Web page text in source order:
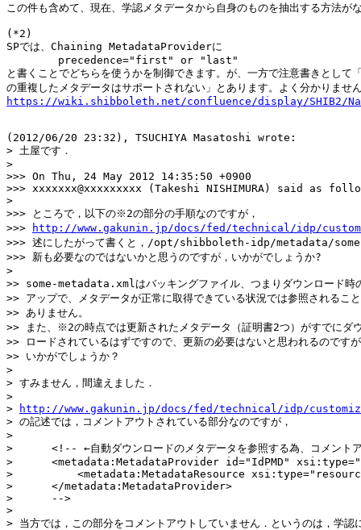
この件も含めて、現在、学認メタデータから自身のものを抽出する方法が
(*2)
SPでは、Chaining MetadataProviderに
と書くことでどちらを使うかを制御できます。が、一方で注意書きと
https://wiki.shibboleth.net/confluence/display/SHIB2/
(2012/06/20 23:32), TSUCHIYA Masatoshi wrote:
> 土屋です．
>
>>> On Thu, 24 May 2012 14:35:50 +0900
>>> xxxxxxx@xxxxxxxxx (Takeshi NISHIMURA) said as
>
>>> ところで，以下の※2の部分の手順なのですが，
>>>
http://www.gakunin.jp/docs/fed/technical/idp/
>>> 述にしたがって書くと，/opt/shibboleth-idp/metadata/
>>> 新も必要なのではないかと思うのですが，いかがでしょうか?
>
>> some-metadata.xmlはバッキングファイル、つまりダウンロード時
>> アップで、メタデータが正常に取得できている状況では参照されるこ
>> ありません。
>> また、※2の時点では更新されたメタデータ（証明書2つ）がすでにダ
>> ロードされているはずですので、更新の必要はないと思われるのです
>> いかがでしょうか？
>
> すみません，間違えました．
>
>
http://www.gakunin.jp/docs/fed/technical/idp/
> の記述では，コメントアウトされている部分なのですが，
>
>      <!-- ←自動ダウンロードのメタデータを参照する為、コメント
>      <metadata:MetadataProvider id="IdPMD"
>          <metadata:MetadataResource
>      </metadata:MetadataProvider>
>      -->
>
> 当方では，この部分をコメントアウトしていません．というのは，学認